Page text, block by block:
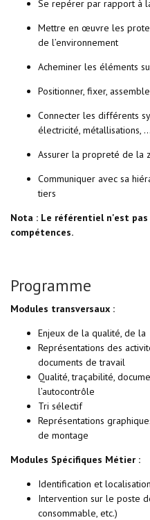
Se repérer par rapport à
Mettre en œuvre les
de l’environnement
Acheminer les éléments
Positionner, fixer,
Connecter les différents
électricité, métallisations,
Assurer la propreté de la
Communiquer avec sa
tiers
Nota : Le référentiel n'est
compétences.
Programme
Modules transversaux :
Enjeux de la qualité, de
Représentations des
documents de travail
Qualité, traçabilité,
l’autocontrôle
Tri sélectif
Représentations
de montage
Modules Spécifiques Métier :
Identification et
Intervention sur le poste
consommable, etc.)